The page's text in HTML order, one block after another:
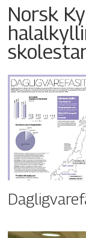
Norsk